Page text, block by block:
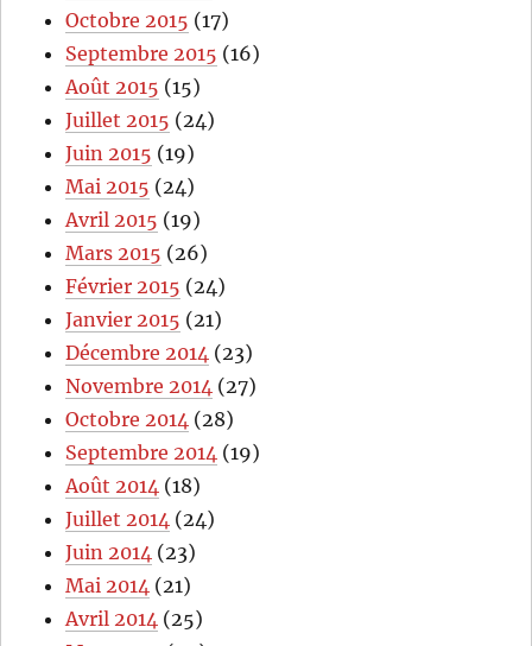
Octobre 2015 (17)
Septembre 2015 (16)
Août 2015 (15)
Juillet 2015 (24)
Juin 2015 (19)
Mai 2015 (24)
Avril 2015 (19)
Mars 2015 (26)
Février 2015 (24)
Janvier 2015 (21)
Décembre 2014 (23)
Novembre 2014 (27)
Octobre 2014 (28)
Septembre 2014 (19)
Août 2014 (18)
Juillet 2014 (24)
Juin 2014 (23)
Mai 2014 (21)
Avril 2014 (25)